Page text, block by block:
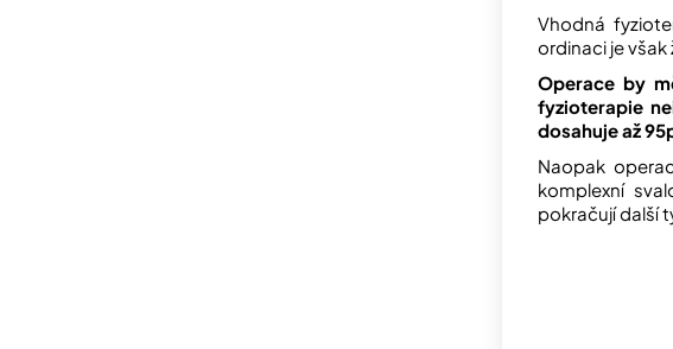
Vhodná
ordinaci je
Operace by
fyzioterapie
dosahuje až
Naopak
komplexní
pokračují další